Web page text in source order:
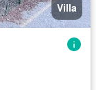
Villa